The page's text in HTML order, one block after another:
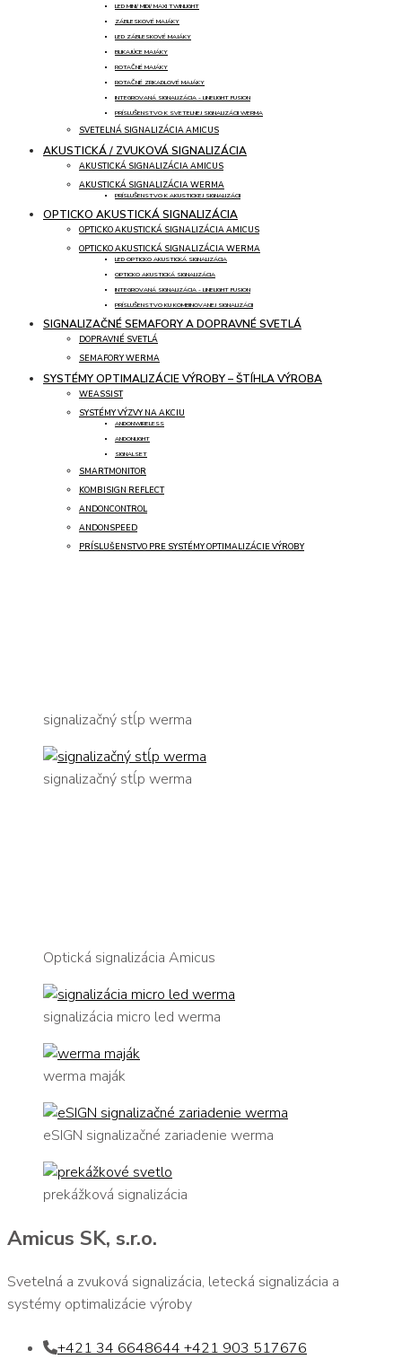
LED MINI/ MIDI/ MAXI TWINLIGHT
ZÁBLESKOVÉ MAJÁKY
LED ZÁBLESKOVÉ MAJÁKY
BLIKAJÚCE MAJÁKY
ROTAČNÉ MAJÁKY
ROTAČNÉ ZRKADLOVÉ MAJÁKY
INTEGROVANÁ SIGNALIZÁCIA - LINELIGHT FUSION
PRÍSLUŠENSTVO K SVETELNEJ SIGNALIZÁCII WERMA
SVETELNÁ SIGNALIZÁCIA AMICUS
AKUSTICKÁ / ZVUKOVÁ SIGNALIZÁCIA
AKUSTICKÁ SIGNALIZÁCIA AMICUS
AKUSTICKÁ SIGNALIZÁCIA WERMA
PRÍSLUŠENSTVO K AKUSTICKEJ SIGNALIZÁCII
OPTICKO AKUSTICKÁ SIGNALIZÁCIA
OPTICKO AKUSTICKÁ SIGNALIZÁCIA AMICUS
OPTICKO AKUSTICKÁ SIGNALIZÁCIA WERMA
LED OPTICKO AKUSTICKÁ SIGNALIZÁCIA
OPTICKO AKUSTICKÁ SIGNALIZÁCIA
INTEGROVANÁ SIGNALIZÁCIA - LINELIGHT FUSION
PRÍSLUŠENSTVO KU KOMBINOVANEJ SIGNALIZÁCII
SIGNALIZAČNÉ SEMAFORY A DOPRAVNÉ SVETLÁ
DOPRAVNÉ SVETLÁ
SEMAFORY WERMA
SYSTÉMY OPTIMALIZÁCIE VÝROBY – ŠTÍHLA VÝROBA
WEASSIST
SYSTÉMY VÝZVY NA AKCIU
ANDONWIRELESS
ANDONLIGHT
SIGNALSET
SMARTMONITOR
KOMBISIGN REFLECT
ANDONCONTROL
ANDONSPEED
PRÍSLUŠENSTVO PRE SYSTÉMY OPTIMALIZÁCIE VÝROBY
signalizačný stĺp werma
signalizačný stĺp werma
Optická signalizácia Amicus
signalizácia micro led werma
werma maják
eSIGN signalizačné zariadenie werma
prekážková signalizácia
Amicus SK, s.r.o.
Svetelná a zvuková signalizácia, letecká signalizácia a
systémy optimalizácie výroby
+421 34 6648644 +421 903 517676